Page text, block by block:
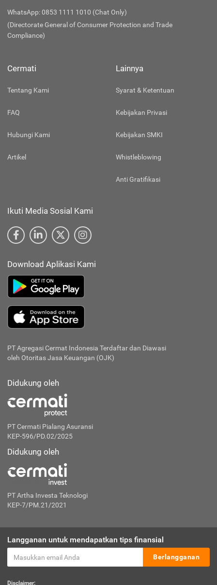
WhatsApp: 0853 1111 1010 (Chat Only)
(Directorate General of Consumer Protection and Trade
Compliance)
Cermati
Tentang Kami
FAQ
Hubungi Kami
Artikel
Lainnya
Syarat & Ketentuan
Kebijakan Privasi
Kebijakan SMKI
Whistleblowing
Anti Gratifikasi
Ikuti Media Sosial Kami
Download Aplikasi Kami
PT Agregasi Cermat Indonesia Terdaftar dan Diawasi
oleh Otoritas Jasa Keuangan (OJK)
Didukung oleh
PT Cermati Pialang Asuransi
KEP-596/PD.02/2025
Didukung oleh
PT Artha Investa Teknologi
KEP-7/PM.21/2021
Langganan untuk mendapatkan tips finansial
Berlangganan
Disclaimer: